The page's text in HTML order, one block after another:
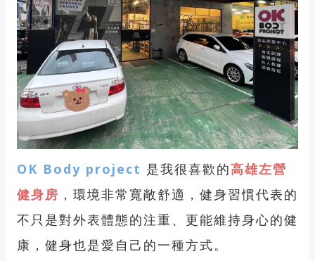
OK Body project 是我很喜歡的高雄左營
健身房 ，環境非常寬敞舒適，健身習慣代表的
不只是對外表體態的注重、更能維持身心的健
康， 健身也是愛自己的一種方式。